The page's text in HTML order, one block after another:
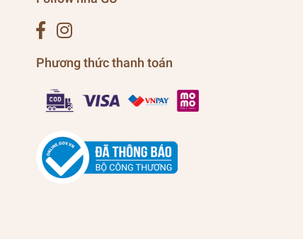
Phương thức thanh toán